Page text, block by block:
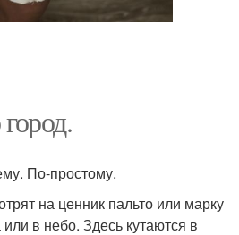
По-простому.
на ценник пальто или марку
в небо. Здесь кутаются в